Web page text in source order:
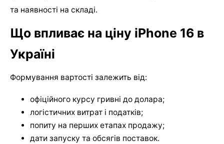
та наявності на складі.
Що впливає на ціну iPhone 16 в
Україні
Формування вартості залежить від:
офіційного курсу гривні до долара;
логістичних витрат і податків;
попиту на перших етапах продажу;
дати запуску та обсягів поставок.